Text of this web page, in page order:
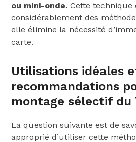
ou mini-onde. Cette technique
considérablement des
elle élimine la nécessité
carte.
Utilisations idéales
recommandations
montage sélectif du
La question suivante est de
approprié d’utiliser cette